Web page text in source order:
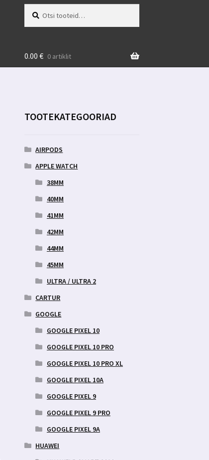
0.00 € 0 artiklit
TOOTEKATEGOORIAD
AIRPODS
APPLE WATCH
38MM
40MM
41MM
42MM
44MM
45MM
ULTRA / ULTRA 2
CARTUR
GOOGLE
GOOGLE PIXEL 10
GOOGLE PIXEL 10 PRO
GOOGLE PIXEL 10 PRO XL
GOOGLE PIXEL 10A
GOOGLE PIXEL 9
GOOGLE PIXEL 9 PRO
GOOGLE PIXEL 9A
HUAWEI